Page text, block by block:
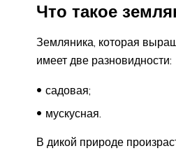
Что такое
Земляника, которая
имеет две разновидности:
садовая;
мускусная.
В дикой природе